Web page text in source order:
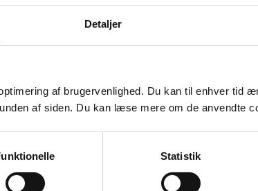
Detaljer
af brugervenlighed. Du kan til enhver tid
af siden. Du kan læse mere om de anvendte
Statistik